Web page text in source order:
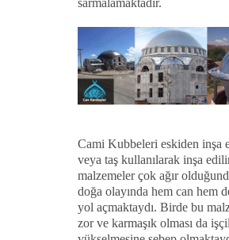
sarmalamaktadır.
Cami Kubbeleri eskiden inşa
veya taş kullanılarak inşa
malzemeler çok ağır
doğa olayında hem can hem
yol açmaktaydı. Birde bu
zor ve karmaşık olması da